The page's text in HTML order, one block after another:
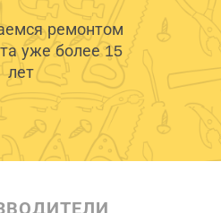
ремонтом
уже более 15
лет